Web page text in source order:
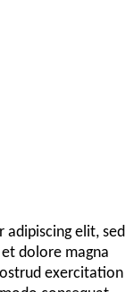
elit, sed
dolore magna
exercitation